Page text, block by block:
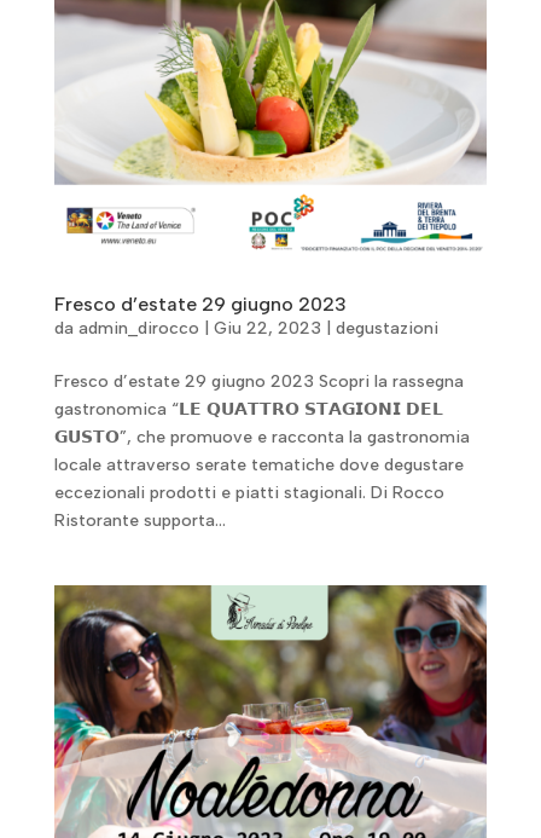
Fresco d’estate 29 giugno 2023
da admin_dirocco Giu 22, 2023 degustazioni
Fresco d’estate 29 giugno 2023 Scopri la rassegna
gastronomica “𝗟𝗘 𝗤𝗨𝗔𝗧𝗧𝗥𝗢 𝗦𝗧𝗔𝗚𝗜𝗢𝗡𝗜 𝗗𝗘𝗟
𝗚𝗨𝗦𝗧𝗢”, che promuove e racconta la gastronomia
locale attraverso serate tematiche dove degustare
eccezionali prodotti e piatti stagionali. Di Rocco
Ristorante supporta...